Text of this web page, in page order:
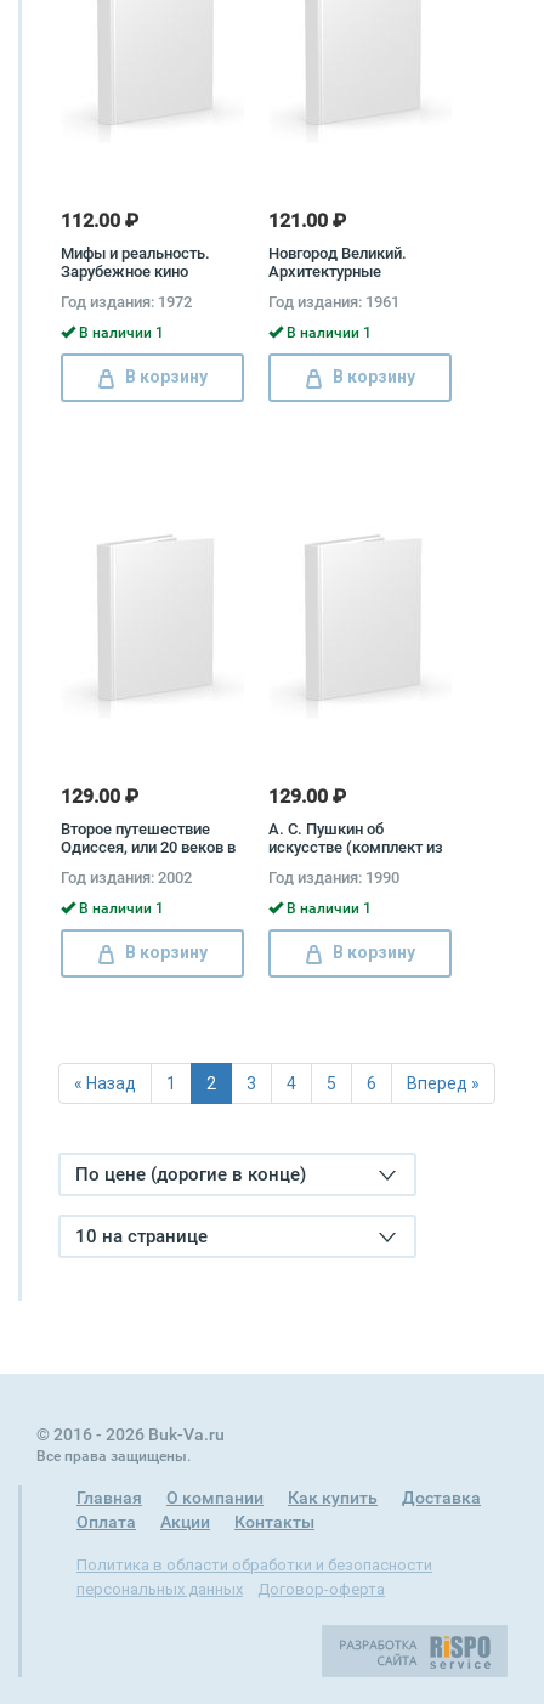
112.00 ₽
Мифы и реальность.
Зарубежное кино
Год издания: 1972
В наличии 1
В корзину
121.00 ₽
Новгород Великий.
Архитектурные
Каргер
Год издания: 1961
В наличии 1
В корзину
129.00 ₽
Второе путешествие
Одиссея, или 20 веков в
истины и любви Олег
Суворов
Год издания: 2002
В наличии 1
В корзину
129.00 ₽
А. С. Пушкин об
искусстве (комплект из
Пушкин
Год издания: 1990
В наличии 1
В корзину
« Назад 1 2 3 4 5 6 Вперед »
По цене (дорогие в конце)
10 на странице
© 2016 - 2026 Buk-Va.ru
Все права защищены.
Главная О компании Как купить
Доставка
Оплата
Акции Контакты
Политика в области обработки и безопасности
персональных данных
Договор-оферта